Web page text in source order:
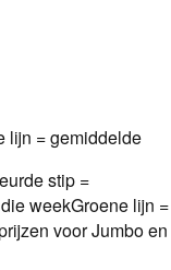
lijn = gemiddelde
stip =
weekGroene lijn =
voor Jumbo en